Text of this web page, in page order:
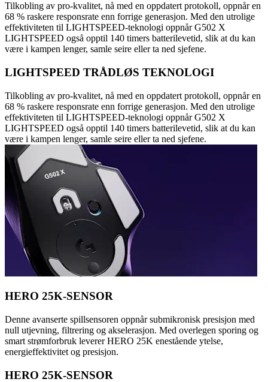
Tilkobling av pro-kvalitet, nå med en oppdatert protokoll, oppnår en
68 % raskere responsrate enn forrige generasjon. Med den utrolige
effektiviteten til LIGHTSPEED-teknologi oppnår G502 X
LIGHTSPEED også opptil 140 timers batterilevetid, slik at du kan
være i kampen lenger, samle seire eller ta ned sjefene.
LIGHTSPEED TRÅDLØS TEKNOLOGI
Tilkobling av pro-kvalitet, nå med en oppdatert protokoll, oppnår en
68 % raskere responsrate enn forrige generasjon. Med den utrolige
effektiviteten til LIGHTSPEED-teknologi oppnår G502 X
LIGHTSPEED også opptil 140 timers batterilevetid, slik at du kan
være i kampen lenger, samle seire eller ta ned sjefene.
HERO 25K-SENSOR
Denne avanserte spillsensoren oppnår submikronisk presisjon med
null utjevning, filtrering og akselerasjon. Med overlegen sporing og
smart strømforbruk leverer HERO 25K enestående ytelse,
energieffektivitet og presisjon.
HERO 25K-SENSOR